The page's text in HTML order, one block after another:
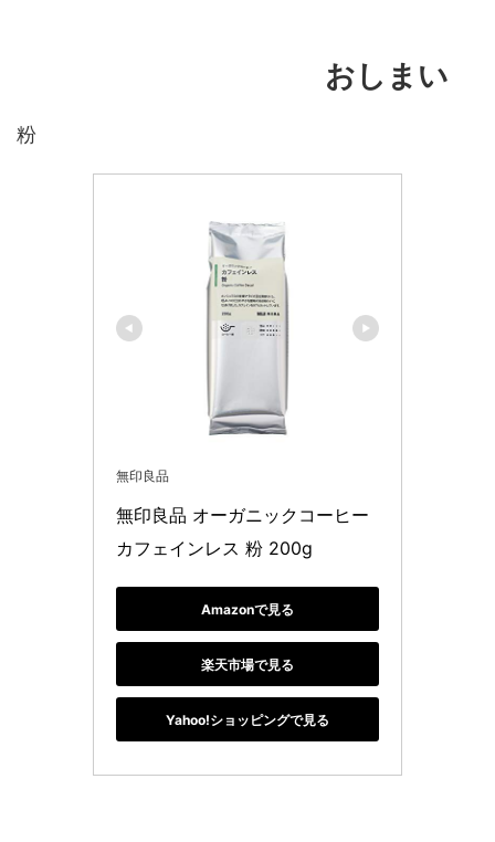
おしまい
粉
無印良品
無印良品 オーガニックコーヒー
カフェインレス 粉 200g
Amazonで見る
楽天市場で見る
Yahoo!ショッピングで見る